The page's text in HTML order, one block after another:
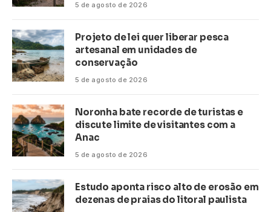
5 de agosto de 2026
Projeto de lei quer liberar pesca
artesanal em unidades de
conservação
5 de agosto de 2026
Noronha bate recorde de turistas e
discute limite de visitantes com a
Anac
5 de agosto de 2026
Estudo aponta risco alto de erosão em
dezenas de praias do litoral paulista